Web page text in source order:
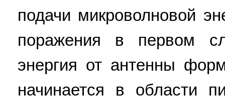
подачи микроволновой
поражения в первом
энергия от антенны
начинается в области